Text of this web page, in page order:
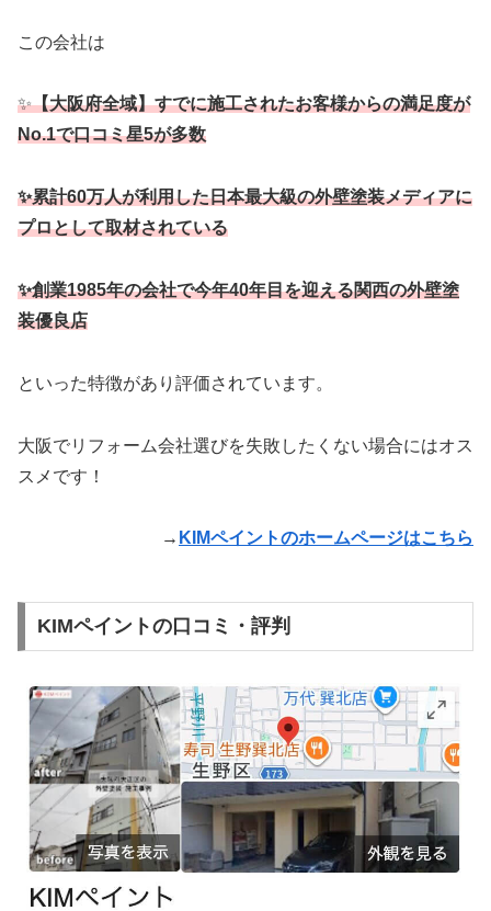
この会社は
✨【大阪府全域】すでに施工されたお客様からの満足度が
No.1で口コミ星5が多数
✨累計60万人が利用した日本最大級の外壁塗装メディアに
プロとして取材されている
✨創業1985年の会社で今年40年目を迎える関西の外壁塗
装優良店
といった特徴があり評価されています。
大阪でリフォーム会社選びを失敗したくない場合にはオス
スメです！
→ KIMペイントのホームページはこちら
KIMペイントの口コミ・評判